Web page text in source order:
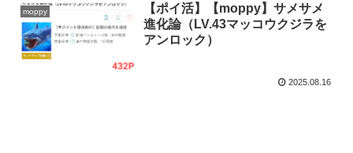
moppy
【ポイ活】【moppy】サメサメ
進化論（LV.43マッコウクジラを
アンロック）
2025.08.16